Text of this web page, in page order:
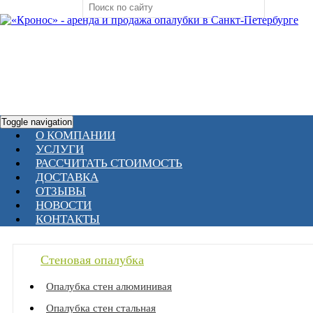
Toggle navigation
О КОМПАНИИ
УСЛУГИ
РАССЧИТАТЬ СТОИМОСТЬ
ДОСТАВКА
ОТЗЫВЫ
НОВОСТИ
КОНТАКТЫ
Стеновая опалубка
Опалубка стен алюминивая
Опалубка стен стальная